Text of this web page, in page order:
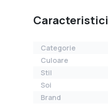
Caracteristici
Categorie
Culoare
Stil
Soi
Brand